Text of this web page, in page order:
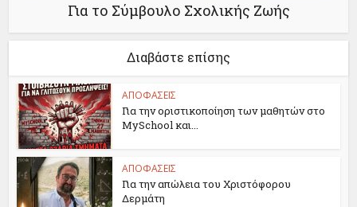
Για το Σύμβουλο Σχολικής Ζωής
Διαβάστε επίσης
ΑΠΟΦΑΣΕΙΣ
Για την οριστικοποίηση των μαθητών στο
MySchool και...
ΑΠΟΦΑΣΕΙΣ
Για την απώλεια του Χριστόφορου
Δερμάτη